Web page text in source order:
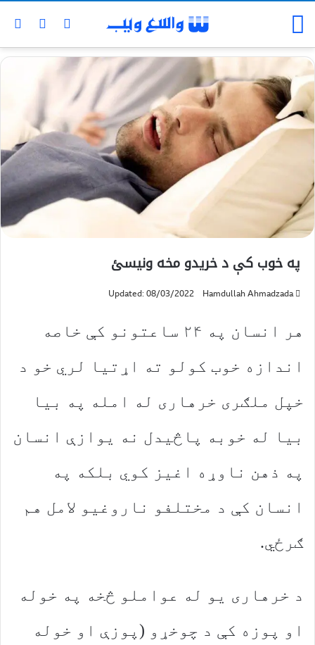
په خوب کې د خریدو مخه ونیسئ
Hamdullah Ahmadzada
Updated: 08/03/2022
هر انسان په ۲۴ ساعتونو کې خاصه
اندازه خوب کولو ته اړتیا لري خو د
خپل ملګری خرهاری له امله په بیا
بیا له خوبه پاڅیدل نه یوازې انسان
په ذهن ناوړه اغیز کوي بلکه په
انسان کې د مختلفو ناروغیو لامل هم
ګرځي.
د خرهاری یو له عواملو څخه په خوله
او پوزه کې د چوخړو (پوزې او خوله